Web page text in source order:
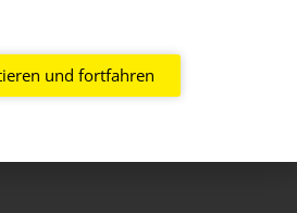
und fortfahren